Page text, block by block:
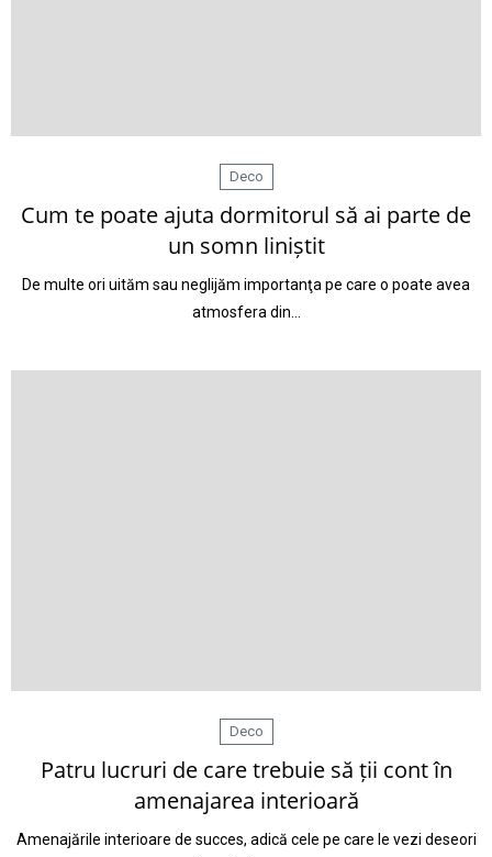
Deco
Cum te poate ajuta dormitorul să ai parte de
un somn liniștit
De multe ori uităm sau neglijăm importanţa pe care o poate avea
atmosfera din…
Deco
Patru lucruri de care trebuie să ții cont în
amenajarea interioară
Amenajările interioare de succes, adică cele pe care le vezi deseori